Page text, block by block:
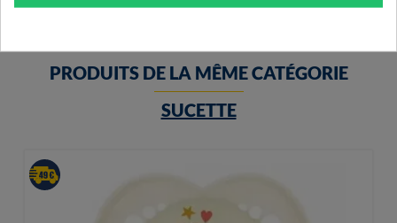
PRODUITS DE LA MÊME CATÉGORIE
SUCETTE